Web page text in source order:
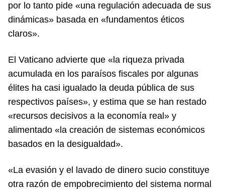
por lo tanto pide «una regulación adecuada de sus
dinámicas» basada en «fundamentos éticos
claros».
El Vaticano advierte que «la riqueza privada
acumulada en los paraísos fiscales por algunas
élites ha casi igualado la deuda pública de sus
respectivos países», y estima que se han restado
«recursos decisivos a la economía real» y
alimentado «la creación de sistemas económicos
basados en la desigualdad».
«La evasión y el lavado de dinero sucio constituye
otra razón de empobrecimiento del sistema normal